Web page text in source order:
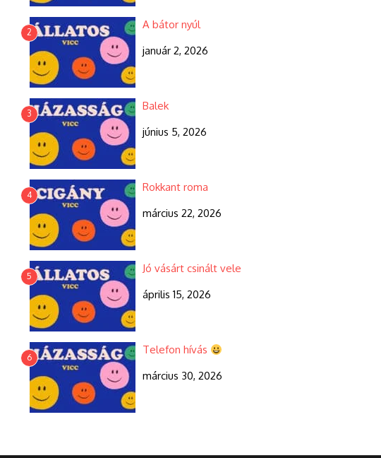
2
A bátor nyúl
január 2, 2026
3
Balek
június 5, 2026
4
Rokkant roma
március 22, 2026
5
Jó vásárt csinált vele
április 15, 2026
6
Telefon hívás
március 30, 2026